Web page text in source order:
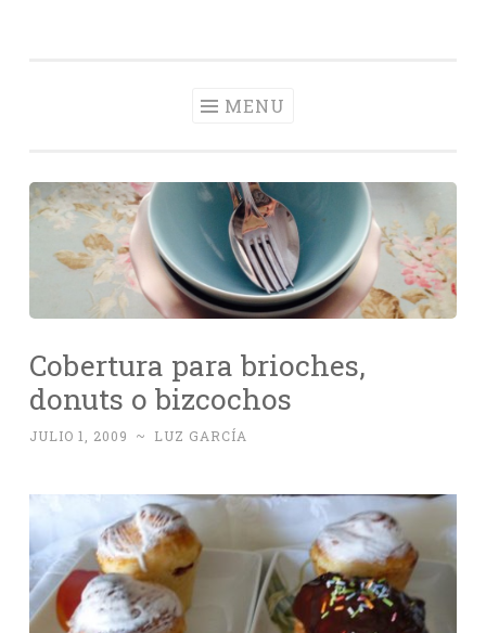
MENU
Cobertura para brioches,
donuts o bizcochos
JULIO 1, 2009 ~ LUZ GARCÍA